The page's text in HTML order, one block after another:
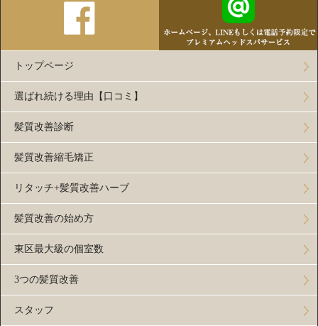
トップページ
選ばれ続ける理由【口コミ】
髪質改善診断
髪質改善縮毛矯正
リタッチ+髪質改善ハーブ
髪質改善の始め方
東区最大級の個室数
3つの髪質改善
スタッフ